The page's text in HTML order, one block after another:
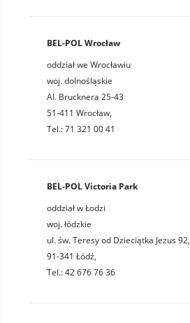
BEL-POL Wrocław
oddział we Wrocławiu
woj. dolnośląskie
Al. Brucknera 25-43
51-411 Wrocław,
Tel.: 71 321 00 41
BEL-POL Victoria Park
oddział w Łodzi
woj. łódzkie
ul. św. Teresy od Dzieciątka Jezus 92,
91-341 Łódź,
Tel.: 42 676 76 36